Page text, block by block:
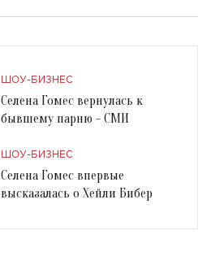
ШОУ-БИЗНЕС
Селена Гомес вернулась к
бывшему парню - СМИ
ШОУ-БИЗНЕС
Селена Гомес впервые
высказалась о Хейли Бибер